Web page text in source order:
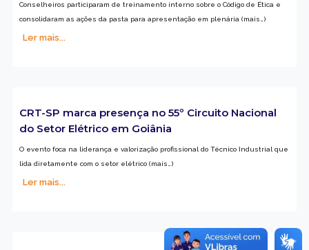
Conselheiros participaram de treinamento interno sobre o Código de Ética e
consolidaram as ações da pasta para apresentação em plenária (mais…)
Ler mais...
CRT-SP marca presença no 55º Circuito Nacional
do Setor Elétrico em Goiânia
O evento foca na liderança e valorização profissional do Técnico Industrial que
lida diretamente com o setor elétrico (mais…)
Ler mais...